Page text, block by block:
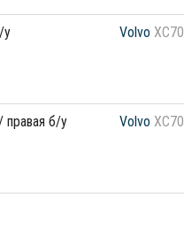
у Volvo XC70
правая б/у Volvo XC70